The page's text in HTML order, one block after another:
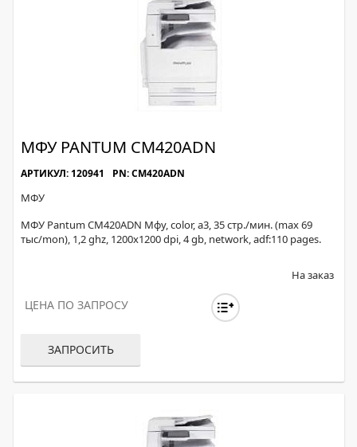
МФУ PANTUM CM420ADN
АРТИКУЛ: 120941 PN: CM420ADN
МФУ
МФУ Pantum CM420ADN Мфу, color, а3, 35 стр./мин. (max 69
тыс/mon), 1,2 ghz, 1200х1200 dpi, 4 gb, network, adf:110 pages.
На заказ
ЦЕНА ПО ЗАПРОСУ
ЗАПРОСИТЬ